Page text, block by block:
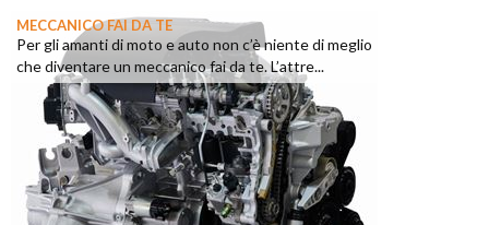
MECCANICO FAI DA TE
Per gli amanti di moto e auto non c’è niente di meglio
che diventare un meccanico fai da te. L’attre...